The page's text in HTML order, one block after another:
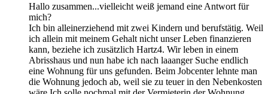
Hallo zusammen...vielleicht weiß jemand eine Antwort für
mich?
Ich bin alleinerziehend mit zwei Kindern und berufstätig. Weil
ich allein mit meinem Gehalt nicht unser Leben finanzieren
kann, beziehe ich zusätzlich Hartz4. Wir leben in einem
Abrisshaus und nun habe ich nach laaanger Suche endlich
eine Wohnung für uns gefunden. Beim Jobcenter lehnte man
die Wohnung jedoch ab, weil sie zu teuer in den Nebenkosten